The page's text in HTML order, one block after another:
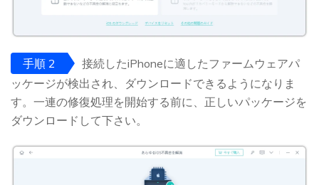
手順 2
接続したiPhoneに適したファームウェアパ
ッケージが検出され、ダウンロードできるようになりま
す。一連の修復処理を開始する前に、正しいパッケージを
ダウンロードして下さい。